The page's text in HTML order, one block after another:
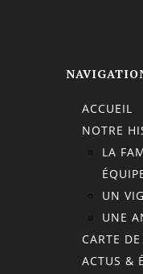
ACCUEIL
NOTRE
LA
UN
UNE
CARTE
ACTUS &